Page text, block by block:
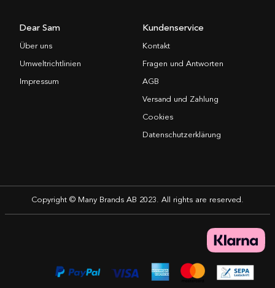
Dear Sam
Über uns
Umweltrichtlinien
Impressum
Kundenservice
Kontakt
Fragen und Antworten
AGB
Versand und Zahlung
Cookies
Datenschutzerklärung
Copyright © Many Brands AB 2023. All rights are reserved.